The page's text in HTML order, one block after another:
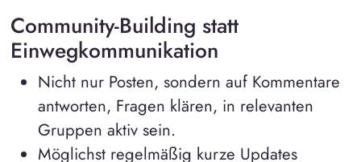
Community-Building statt
Einwegkommunikation
Nicht nur Posten, sondern auf Kommentare
antworten, Fragen klären, in relevanten
Gruppen aktiv sein.
Möglichst regelmäßig kurze Updates